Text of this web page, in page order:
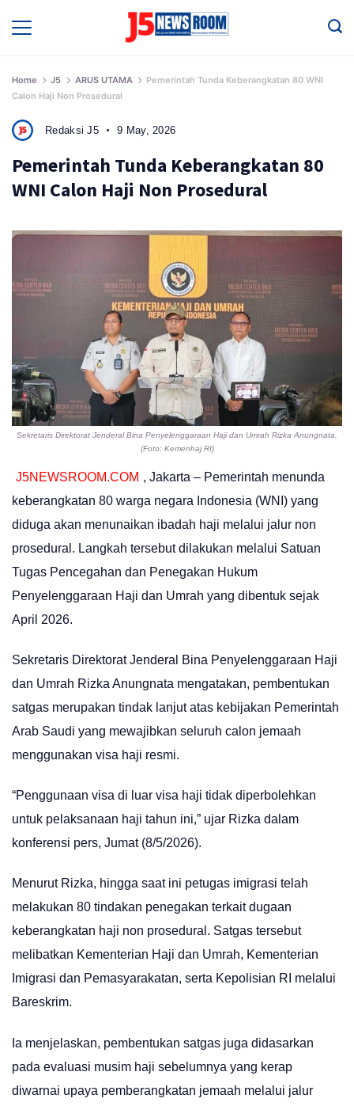
Home J5 ARUS UTAMA
Pemerintah Tunda Keberangkatan 80 WNI
Calon Haji Non Prosedural
Redaksi J5 9 May, 2026
Pemerintah Tunda Keberangkatan 80
WNI Calon Haji Non Prosedural
Sekretaris Direktorat Jenderal Bina Penyelenggaraan Haji dan Umrah Rizka Anungnata.
(Foto: Kemenhaj RI)
J5NEWSROOM.COM , Jakarta – Pemerintah menunda
keberangkatan 80 warga negara Indonesia (WNI) yang
diduga akan menunaikan ibadah haji melalui jalur non
prosedural. Langkah tersebut dilakukan melalui Satuan
Tugas Pencegahan dan Penegakan Hukum
Penyelenggaraan Haji dan Umrah yang dibentuk sejak
April 2026.
Sekretaris Direktorat Jenderal Bina Penyelenggaraan Haji
dan Umrah Rizka Anungnata mengatakan, pembentukan
satgas merupakan tindak lanjut atas kebijakan Pemerintah
Arab Saudi yang mewajibkan seluruh calon jemaah
menggunakan visa haji resmi.
“Penggunaan visa di luar visa haji tidak diperbolehkan
untuk pelaksanaan haji tahun ini,” ujar Rizka dalam
konferensi pers, Jumat (8/5/2026).
Menurut Rizka, hingga saat ini petugas imigrasi telah
melakukan 80 tindakan penegakan terkait dugaan
keberangkatan haji non prosedural. Satgas tersebut
melibatkan Kementerian Haji dan Umrah, Kementerian
Imigrasi dan Pemasyarakatan, serta Kepolisian RI melalui
Bareskrim.
Ia menjelaskan, pembentukan satgas juga didasarkan
pada evaluasi musim haji sebelumnya yang kerap
diwarnai upaya pemberangkatan jemaah melalui jalur